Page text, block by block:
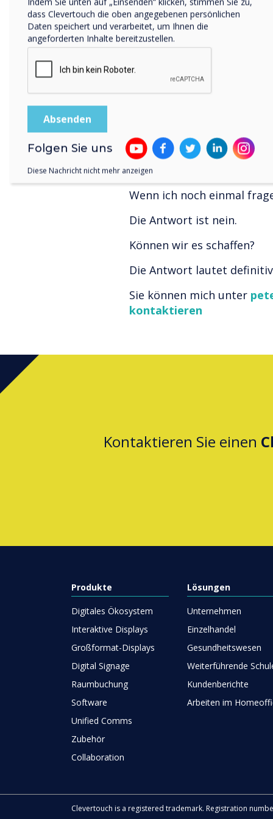
UX Pro können Sie
Meetings herausholen. Es
Whiteboarding, das
Dokumenten sowohl im
Es verfügt über eine
der der Endbenutzer den
personalisieren kann.
außerdem Richtlinien für
Besprechungsraum an.
Wenn ich noch einmal
Die Antwort ist nein.
Können wir es schaffen?
Die Antwort lautet
Sie können mich unter
kontaktieren
Kontaktieren Sie einen
Produkte
Digitales Ökosystem
Interaktive Displays
Großformat-Displays
Digital Signage
Raumbuchung
Software
Unified Comms
Zubehör
Collaboration
Lösungen
Unternehmen
Einzelhandel
Gesundheitswesen
Weiterführende
Kundenberichte
Arbeiten im
Clevertouch is a registered trademark. Registration
dass Clevertouch die oben angegebenen persönlichen
Daten speichert und verarbeitet, um Ihnen die
angeforderten Inhalte bereitzustellen.
Folgen Sie uns
Diese Nachricht nicht mehr anzeigen